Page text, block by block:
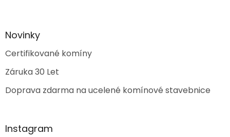
Novinky
Certifikované komíny
Záruka 30 Let
Doprava zdarma na ucelené komínové stavebnice
Instagram